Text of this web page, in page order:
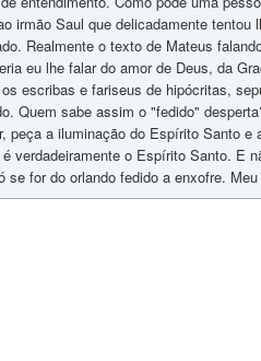
irmão Saul que delicadamente tentou
Realmente o texto de Mateus
eu lhe falar do amor de Deus, da
escribas e fariseus de hipócritas,
Quem sabe assim o "fedido"
a iluminação do Espírito Santo e
verdadeiramente o Espírito Santo. E
for do orlando fedido a enxofre. Meu